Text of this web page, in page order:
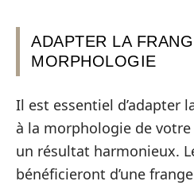
ADAPTER LA
MORPHOLOGIE
Il est essentiel d’adapter
à la morphologie de
un résultat harmonieux.
bénéficieront d’une